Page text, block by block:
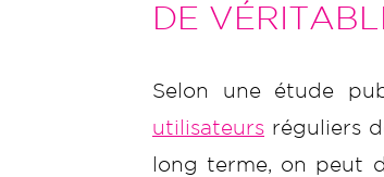
DE
Selon une étude
utilisateurs réguliers
long terme, on peut